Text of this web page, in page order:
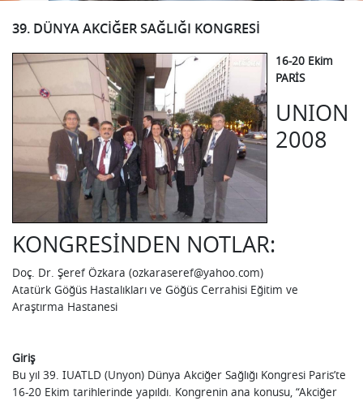
39. DÜNYA AKCIĞER SAĞLIĞI KONGRESI
16-20 Ekim
PARİS
UNION
2008
KONGRESİNDEN NOTLAR:
Doç. Dr. Şeref Özkara (ozkaraseref@yahoo.com)
Atatürk Göğüs Hastalıkları ve Göğüs Cerrahisi Eğitim ve
Araştırma Hastanesi
Giriş
Bu yıl 39. IUATLD (Unyon) Dünya Akciğer Sağlığı Kongresi Paris’te
16-20 Ekim tarihlerinde yapıldı. Kongrenin ana konusu, “Akciğer